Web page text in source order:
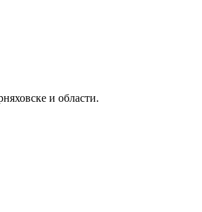
и области.